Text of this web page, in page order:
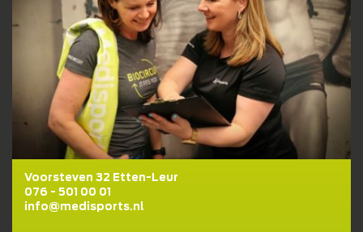
Voorsteven 32 Etten-Leur
076 - 501 00 01
info@medisports.nl
Lidmaatschapstest
BENIEUWD WAT BIJ JE PAST?
Wij helpen je graag naar een fit, gezond en goed
gevoel!